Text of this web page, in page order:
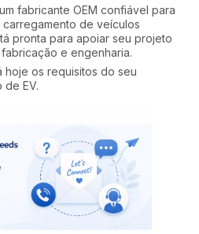
fabricante OEM confiável para
de veículos
pronta para apoiar seu projeto
e engenharia.
hoje os requisitos do seu
EV.